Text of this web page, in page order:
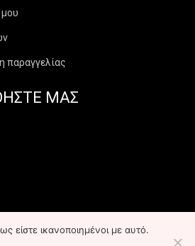
παραγγελίας
ΜΑΣ
είστε ικανοποιημένοι με αυτό.